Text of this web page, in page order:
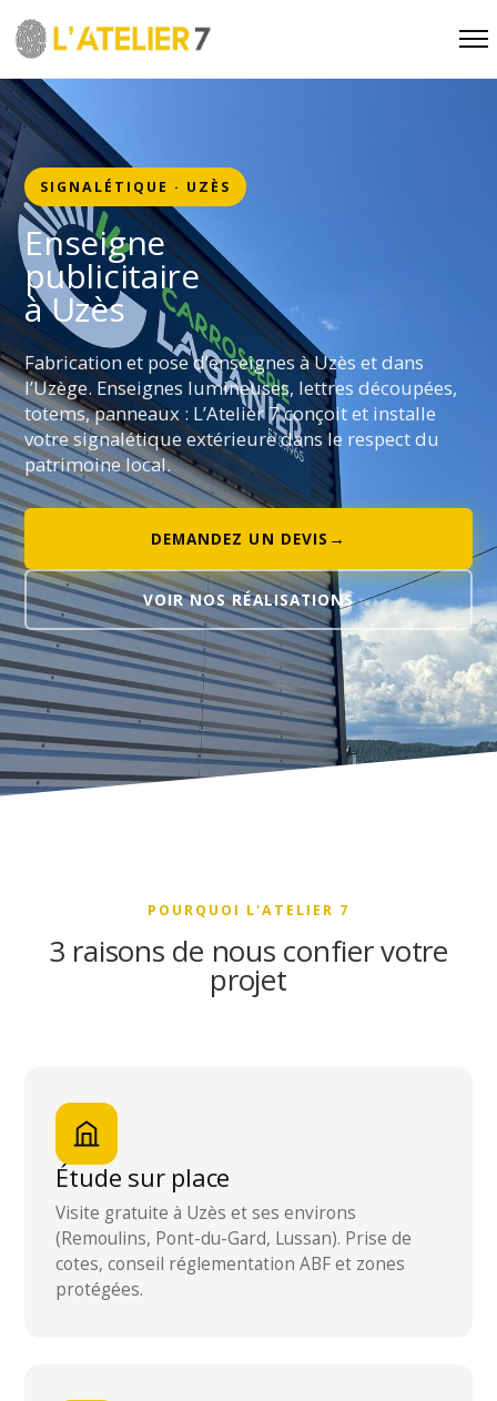
SIGNALÉTIQUE · UZÈS
Enseigne
publicitaire
à Uzès
Fabrication et pose d’enseignes à Uzès et dans
l’Uzège. Enseignes lumineuses, lettres découpées,
totems, panneaux : L’Atelier 7 conçoit et installe
votre signalétique extérieure dans le respect du
patrimoine local.
DEMANDEZ UN DEVIS
VOIR NOS RÉALISATIONS
POURQUOI L'ATELIER 7
3 raisons de nous confier votre
projet
Étude sur place
Visite gratuite à Uzès et ses environs
(Remoulins, Pont-du-Gard, Lussan). Prise de
cotes, conseil réglementation ABF et zones
protégées.